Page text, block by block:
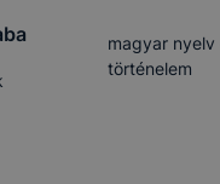
magyar nyelv
történelem